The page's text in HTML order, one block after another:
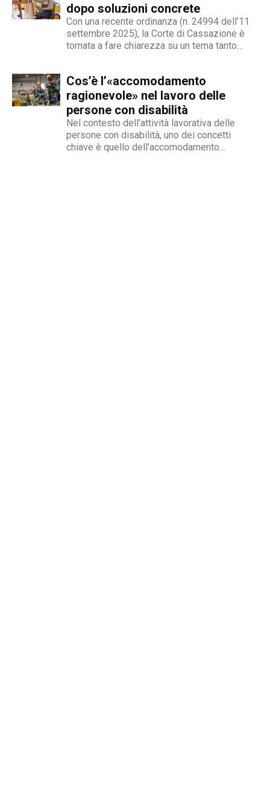
ma...
dopo soluzioni concrete
Con una recente ordinanza (n. 24994 dell’11
settembre 2025), la Corte di Cassazione è
tornata a fare chiarezza su un tema tanto
che, a causa di una sopraggiunta disabilità,
non è più...
Cos’è l’«accomodamento
ragionevole» nel lavoro delle
persone con disabilità
Nel contesto dell’attività lavorativa delle
persone con disabilità, uno dei concetti
chiave è quello dell’accomodamento